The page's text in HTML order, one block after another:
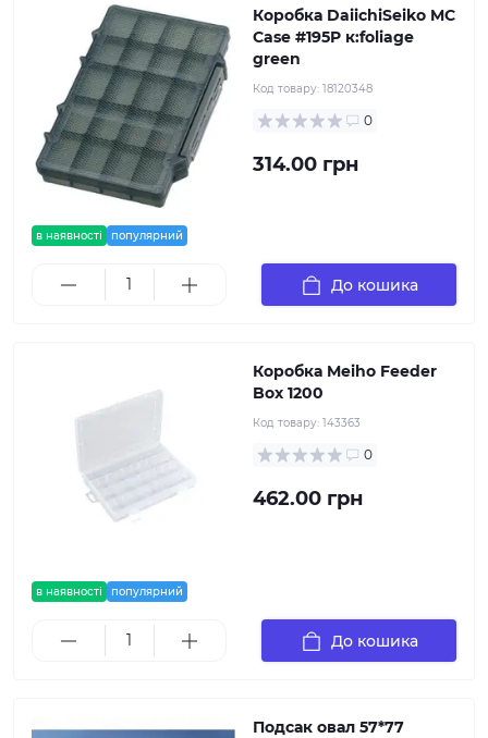
в наявності популярний
Коробка DaiichiSeiko MC
Case #195P к:foliage
green
Код товару: 18120348
0
314.00 грн
До кошика
в наявності популярний
Коробка Meiho Feeder
Box 1200
Код товару: 143363
0
462.00 грн
До кошика
Подсак овал 57*77